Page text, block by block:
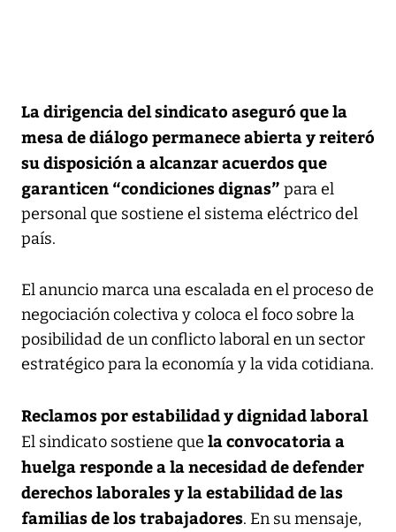
La dirigencia del sindicato aseguró que la
mesa de diálogo permanece abierta y reiteró
su disposición a alcanzar acuerdos que
garanticen “condiciones dignas” para el
personal que sostiene el sistema eléctrico del
país.
El anuncio marca una escalada en el proceso de
negociación colectiva y coloca el foco sobre la
posibilidad de un conflicto laboral en un sector
estratégico para la economía y la vida cotidiana.
Reclamos por estabilidad y dignidad laboral
El sindicato sostiene que la convocatoria a
huelga responde a la necesidad de defender
derechos laborales y la estabilidad de las
familias de los trabajadores. En su mensaje,